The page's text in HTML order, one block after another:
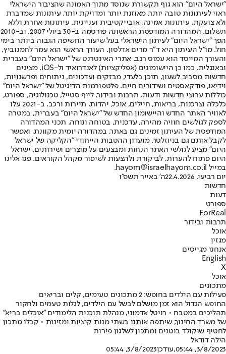
"ישראל היום" הוא גוף תקשורת שנוסד מתוך האמונה שהציבור הישראלי
ראוי לעיתונות טובה יותר, מאוזנת יותר ומדויקת יותר. עיתונות שמדברת
ולא צועקת. עיתונות אמינה, אובייקטיבית ועניינית. עיתונות אחרת וללא
תשלום. המהדורה המודפסת הראשונה פורסמה ב-30 ביולי 2007, וב-2010
הפך "ישראל היום" לעיתון הישראלי בעל שיעור החשיפה הגבוה ביותר בימי
חול. מו"ל העיתון היא ד"ר מרים אדלסון. העורך הראשי הוא עמר לחמנוביץ,
והעורך המייסד הוא עמוס רגב. אתרי האינטרנט של "ישראל היום" בעברית
ובאנגלית, כמו כן היישומונים (אפליקציות) לאנדרואיד ול-iOS, מציגים
חדשות מסביב לשעון, תוכן בלעדי, מבזקים ועדכונים, ניתוחים ופרשנויות,
וידיאו, פודקאסטים ושידורים חיים. פלטפורמות הדיגיטל של "ישראל היום"
כוללות ערוצי חדשות ודעות, תרבות ובידור, לייף סטייל, טכנולוגיה, ספורט,
כלכלה וצרכנות, בריאות, חיילים, אוכל, יהדות, תיירות ורכב. ב-2021 עלו
לאוויר האתר החדש והיישומון החדש של "ישראל היום" בעברית, במטרה
לספק לגולשים חוויה מהירה, עדכנית, בטוחה ונוחה. תכני המהדורה
המודפסת של העיתון זמינים גם באתר, במהדורה יומית מקוונת, ואפשר
לקבל אותם גם בניוזלטר. מועדון ההטבות הייחודי "הקליקה של ישראל
היום" מציע לגולשי האתר הנחות ומבצעים על מוצרים ושירותים. ישראל
היום פתוח להערות, לביקורת ולהצעות לשיפור מקהל הקוראים. פנו אלינו
במייל hayom@israelhayom.co.il.
יום רביעי, 22.4.2026
ה' באייר תשפ"ו
חדשות
דעות
ספורט
ForReal
תרבות ובידור
אוכל
מגזין
אנחנו מגייסים
English
X
אוכל
מתכונים
פעילות עם הילדים בחופש: 2 מתכונים טעימים, קלים ובריאים
החופש הגדול הוא זמן מושלם לבשל עם הילדים, לגלות טעמים ולחקור
תהליכים במטבח • רויטל אדמוני, מנהלת תוכנית הלימודים "אוכלים בריא"
של משרד החינוך, שיתפה אותנו בשתי מנות קיציות ומזינות • קבלו מתכון
לחטיף שוקולד בוטנים ומתכון לשלגון פירות
הילה דודאל
3/8/2023, 05:44
,עודכן3/8/2023, 05:44